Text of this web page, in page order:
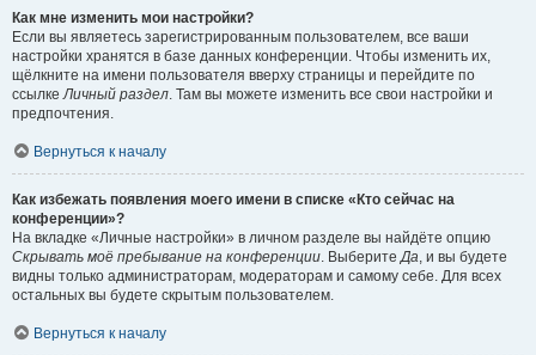
Как мне изменить мои настройки?
Если вы являетесь зарегистрированным пользователем, все ваши
настройки хранятся в базе данных конференции. Чтобы изменить их,
щёлкните на имени пользователя вверху страницы и перейдите по
ссылкеЛичный раздел. Там вы можете изменить все свои настройки и
предпочтения.
Вернуться к началу
Как избежать появления моего имени в списке «Кто сейчас на
конференции»?
На вкладке «Личные настройки» в личном разделе вы найдёте опцию
Скрывать моё пребывание на конференции. ВыберитеДа, и вы будете
видны только администраторам, модераторам и самому себе. Для всех
остальных вы будете скрытым пользователем.
Вернуться к началу